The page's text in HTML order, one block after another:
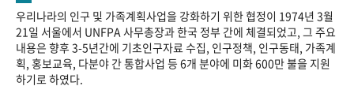
우리나라의 인구 및 가족계획사업을 강화하기 위한 협정이 1974년 3월
21일 서울에서 UNFPA 사무총장과 한국 정부 간에 체결되었고, 그 주요
내용은 향후 3-5년간에 기초인구자료 수집, 인구정책, 인구동태, 가족계
획, 홍보교육, 다분야 간 통합사업 등 6개 분야에 미화 600만 불을 지원
하기로 하였다.